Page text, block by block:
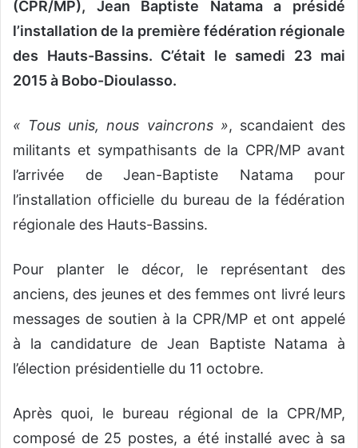
(CPR/MP), Jean Baptiste Natama a présidé
l’installation de la première fédération régionale
des Hauts-Bassins. C’était le samedi 23 mai
2015 à Bobo-Dioulasso.
« Tous unis, nous vaincrons », scandaient des
militants et sympathisants de la CPR/MP avant
l’arrivée de Jean-Baptiste Natama pour
l’installation officielle du bureau de la fédération
régionale des Hauts-Bassins.
Pour planter le décor, le représentant des
anciens, des jeunes et des femmes ont livré leurs
messages de soutien à la CPR/MP et ont appelé
à la candidature de Jean Baptiste Natama à
l’élection présidentielle du 11 octobre.
Après quoi, le bureau régional de la CPR/MP,
composé de 25 postes, a été installé avec à sa